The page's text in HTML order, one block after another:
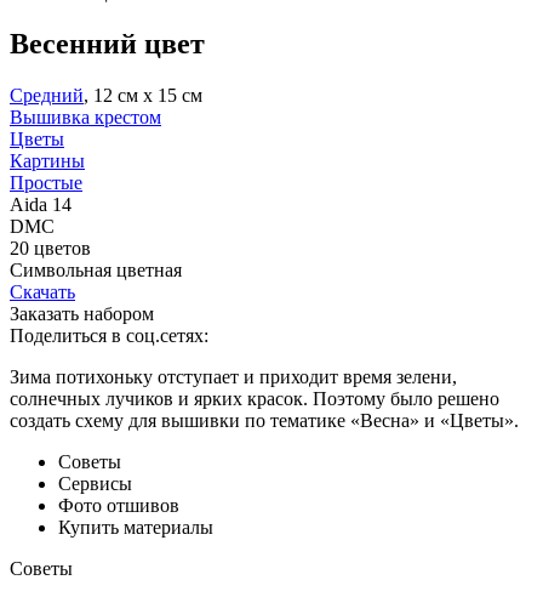
Весенний цвет
Средний, 12 см х 15 см
Вышивка крестом
Цветы
Картины
Простые
Aida 14
DMC
20 цветов
Символьная цветная
Скачать
Заказать набором
Поделиться в соц.сетях:
Зима потихоньку отступает и приходит время зелени,
солнечных лучиков и ярких красок. Поэтому было решено
создать схему для вышивки по тематике «Весна» и «Цветы».
Советы
Сервисы
Фото отшивов
Купить материалы
Советы